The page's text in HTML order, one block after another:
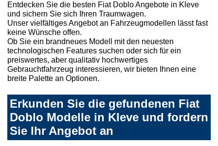
Entdecken Sie die besten Fiat Doblo Angebote in Kleve
und sichern Sie sich Ihren Traumwagen.
Unser vielfältiges Angebot an Fahrzeugmodellen lässt fast
keine Wünsche offen.
Ob Sie ein brandneues Modell mit den neuesten
technologischen Features suchen oder sich für ein
preiswertes, aber qualitativ hochwertiges
Gebrauchtfahrzeug interessieren, wir bieten Ihnen eine
breite Palette an Optionen.
Erkunden Sie die gefundenen Fiat
Doblo Modelle in Kleve und fordern
Sie Ihr Angebot an